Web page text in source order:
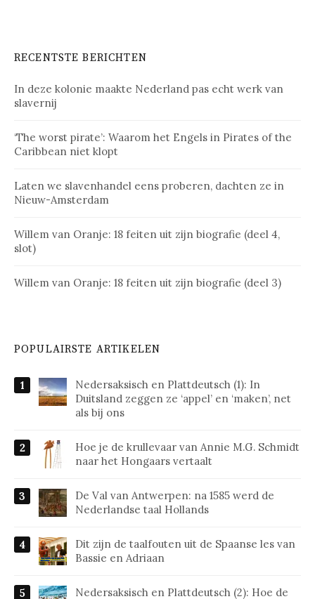
RECENTSTE BERICHTEN
In deze kolonie maakte Nederland pas echt werk van
slavernij
‘The worst pirate’: Waarom het Engels in Pirates of the
Caribbean niet klopt
Laten we slavenhandel eens proberen, dachten ze in
Nieuw-Amsterdam
Willem van Oranje: 18 feiten uit zijn biografie (deel 4,
slot)
Willem van Oranje: 18 feiten uit zijn biografie (deel 3)
POPULAIRSTE ARTIKELEN
Nedersaksisch en Plattdeutsch (1): In
Duitsland zeggen ze ‘appel’ en ‘maken’, net
als bij ons
Hoe je de krullevaar van Annie M.G. Schmidt
naar het Hongaars vertaalt
De Val van Antwerpen: na 1585 werd de
Nederlandse taal Hollands
Dit zijn de taalfouten uit de Spaanse les van
Bassie en Adriaan
Nedersaksisch en Plattdeutsch (2): Hoe de